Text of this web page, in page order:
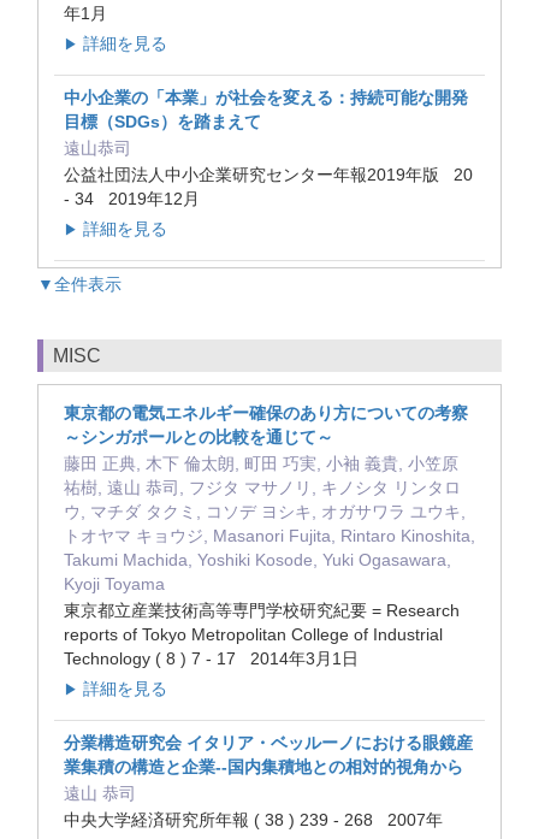
年1月
▶ 詳細を見る
中小企業の「本業」が社会を変える：持続可能な開発
目標（SDGs）を踏まえて
遠山恭司
公益社団法人中小企業研究センター年報2019年版 20
- 34 2019年12月
▶ 詳細を見る
▼全件表示
MISC
東京都の電気エネルギー確保のあり方についての考察
～シンガポールとの比較を通じて～
藤田 正典, 木下 倫太朗, 町田 巧実, 小袖 義貴, 小笠原
祐樹, 遠山 恭司, フジタ マサノリ, キノシタ リンタロ
ウ, マチダ タクミ, コソデ ヨシキ, オガサワラ ユウキ,
トオヤマ キョウジ, Masanori Fujita, Rintaro Kinoshita,
Takumi Machida, Yoshiki Kosode, Yuki Ogasawara,
Kyoji Toyama
東京都立産業技術高等専門学校研究紀要 = Research
reports of Tokyo Metropolitan College of Industrial
Technology ( 8 ) 7 - 17 2014年3月1日
▶ 詳細を見る
分業構造研究会 イタリア・ベッルーノにおける眼鏡産
業集積の構造と企業--国内集積地との相対的視角から
遠山 恭司
中央大学経済研究所年報 ( 38 ) 239 - 268 2007年